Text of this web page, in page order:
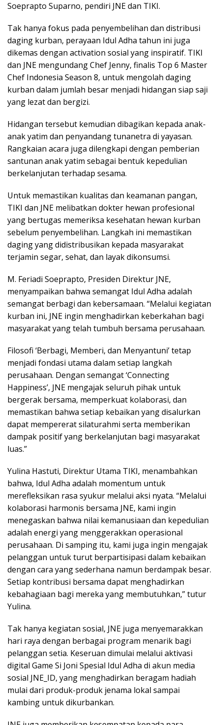
Soeprapto Suparno, pendiri JNE dan TIKI.
Tak hanya fokus pada penyembelihan dan distribusi
daging kurban, perayaan Idul Adha tahun ini juga
dikemas dengan activation sosial yang inspiratif. TIKI
dan JNE mengundang Chef Jenny, finalis Top 6 Master
Chef Indonesia Season 8, untuk mengolah daging
kurban dalam jumlah besar menjadi hidangan siap saji
yang lezat dan bergizi.
Hidangan tersebut kemudian dibagikan kepada anak-
anak yatim dan penyandang tunanetra di yayasan.
Rangkaian acara juga dilengkapi dengan pemberian
santunan anak yatim sebagai bentuk kepedulian
berkelanjutan terhadap sesama.
Untuk memastikan kualitas dan keamanan pangan,
TIKI dan JNE melibatkan dokter hewan profesional
yang bertugas memeriksa kesehatan hewan kurban
sebelum penyembelihan. Langkah ini memastikan
daging yang didistribusikan kepada masyarakat
terjamin segar, sehat, dan layak dikonsumsi.
M. Feriadi Soeprapto, Presiden Direktur JNE,
menyampaikan bahwa semangat Idul Adha adalah
semangat berbagi dan kebersamaan. “Melalui kegiatan
kurban ini, JNE ingin menghadirkan keberkahan bagi
masyarakat yang telah tumbuh bersama perusahaan.
Filosofi ‘Berbagi, Memberi, dan Menyantuni’ tetap
menjadi fondasi utama dalam setiap langkah
perusahaan. Dengan semangat ‘Connecting
Happiness’, JNE mengajak seluruh pihak untuk
bergerak bersama, memperkuat kolaborasi, dan
memastikan bahwa setiap kebaikan yang disalurkan
dapat mempererat silaturahmi serta memberikan
dampak positif yang berkelanjutan bagi masyarakat
luas.”
Yulina Hastuti, Direktur Utama TIKI, menambahkan
bahwa, Idul Adha adalah momentum untuk
merefleksikan rasa syukur melalui aksi nyata. “Melalui
kolaborasi harmonis bersama JNE, kami ingin
menegaskan bahwa nilai kemanusiaan dan kepedulian
adalah energi yang menggerakkan operasional
perusahaan. Di samping itu, kami juga ingin mengajak
pelanggan untuk turut berpartisipasi dalam kebaikan
dengan cara yang sederhana namun berdampak besar.
Setiap kontribusi bersama dapat menghadirkan
kebahagiaan bagi mereka yang membutuhkan,” tutur
Yulina.
Tak hanya kegiatan sosial, JNE juga menyemarakkan
hari raya dengan berbagai program menarik bagi
pelanggan setia. Keseruan dimulai melalui aktivasi
digital Game Si Joni Spesial Idul Adha di akun media
sosial JNE_ID, yang menghadirkan beragam hadiah
mulai dari produk-produk jenama lokal sampai
kambing untuk dikurbankan.